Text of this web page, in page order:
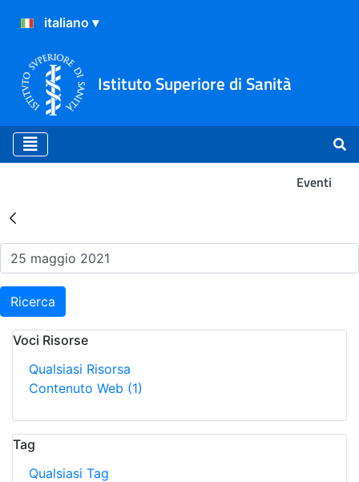
Istituto Superiore di Sanità
Eventi
Risultati della Ricerca -
Ricerca
Voci Risorse
Qualsiasi Risorsa
Contenuto Web (1)
Tag
Qualsiasi Tag